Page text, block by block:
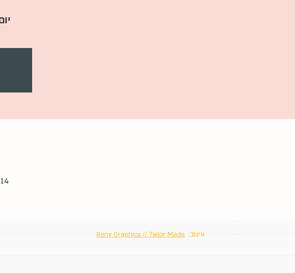
יום
14 ביוני 2024, 9:30 – 11:30
עיצוב: Rony Graphics // Tailor Made